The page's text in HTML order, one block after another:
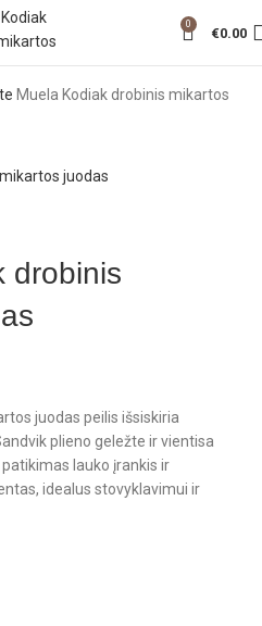
0
€0.00
Muela Kodiak drobinis mikartos
drobinis
juodas peilis išsiskiria
plieno geležte ir vientisa
lauko įrankis ir
idealus stovyklavimui ir